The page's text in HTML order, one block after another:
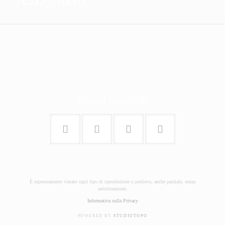
È espressamente vietato ogni tipo di riproduzione o prelievo, anche parziale, senza
autorizzazione.
Informativa sulla Privacy
POWERED BYSTUDIOTOPO